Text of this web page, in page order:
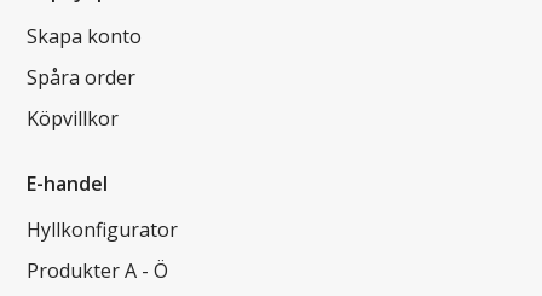
Skapa konto
Spåra order
Köpvillkor
E-handel
Hyllkonfigurator
Produkter A - Ö